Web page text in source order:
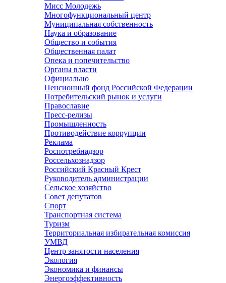
Мисс Молодежь
Многофункциональный центр
Муниципальная собственность
Наука и образование
Общество и события
Общественная палат
Опека и попечительство
Органы власти
Официально
Пенсионный фонд Российской Федерации
Потребительский рынок и услуги
Православие
Пресс-релизы
Промышленность
Противодействие коррупции
Реклама
Роспотребнадзор
Россельхознадзор
Российский Красный Крест
Руководитель администрации
Сельское хозяйство
Совет депутатов
Спорт
Транспортная система
Туризм
Территориальная избирательная комиссия
УМВД
Центр занятости населения
Экология
Экономика и финансы
Энергоэффективность